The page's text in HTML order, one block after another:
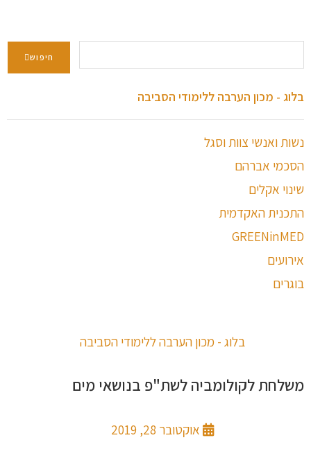
חיפוש
בלוג - מכון הערבה ללימודי הסביבה
נשות ואנשי צוות וסגל
הסכמי אברהם
שינוי אקלים
התכנית האקדמית
GREENinMED
אירועים
בוגרים
בלוג - מכון הערבה ללימודי הסביבה
משלחת לקולומביה לשת"פ בנושאי מים
אוקטובר 28, 2019